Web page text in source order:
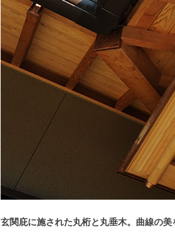
玄関庇に施された丸桁と丸垂木。曲線の美